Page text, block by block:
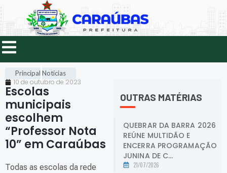
Principal Notícias
10 de outubro de 2023
Escolas
municipais
escolhem
“Professor Nota
10” em Caraúbas
Todas as escolas da rede
OUTRAS MATÉRIAS
QUEBRAR DA BARRA 2026
REÚNE MULTIDÃO E
ENCERRA PROGRAMAÇÃO
JUNINA DE C...
21/07/2026